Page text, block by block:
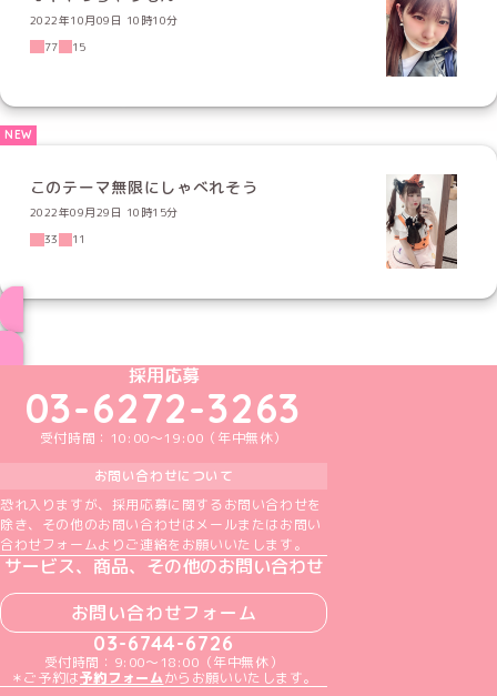
2022年10月09日 10時10分
77
15
このテーマ無限にしゃべれそう
2022年09月29日 10時15分
33
11
めいどりーみんTikTok公式アカウント
めいどりーみんX公式アカウント
めいどりーみんInstagram公式アカウント
めいどりーみんFacebook公式アカウン
めいどりーみんYouTube公式アカ
採用応募
03-6272-3263
受付時間：10:00～19:00（年中無休）
お問い合わせについて
恐れ入りますが、採用応募に関するお問い合わせを
除き、その他のお問い合わせはメールまたはお問い
合わせフォームよりご連絡をお願いいたします。
サービス、商品、その他のお問い合わせ
お問い合わせフォーム
03-6744-6726
受付時間：9:00～18:00（年中無休）
＊ご予約は予約フォームからお願いいたします。